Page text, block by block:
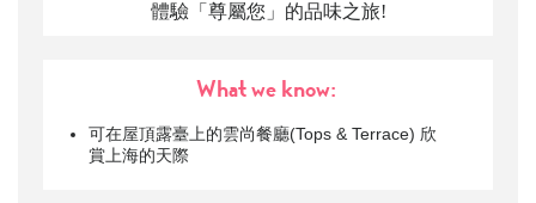
體驗「尊屬您」的品味之旅!
What we know:
可在屋頂露臺上的雲尚餐廳(Tops & Terrace) 欣
賞上海的天際